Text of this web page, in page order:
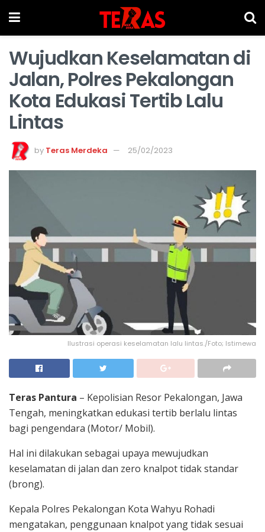
Wujudkan Keselamatan di
Jalan, Polres Pekalongan
Kota Edukasi Tertib Lalu
Lintas
by Teras Merdeka 25/02/2023
Ilustrasi operasi keselamatan lalu lintas./Foto; Istimewa
Teras Pantura – Kepolisian Resor Pekalongan, Jawa
Tengah, meningkatkan edukasi tertib berlalu lintas
bagi pengendara (Motor/ Mobil).
Hal ini dilakukan sebagai upaya mewujudkan
keselamatan di jalan dan zero knalpot tidak standar
(brong).
Kepala Polres Pekalongan Kota Wahyu Rohadi
mengatakan, penggunaan knalpot yang tidak sesuai